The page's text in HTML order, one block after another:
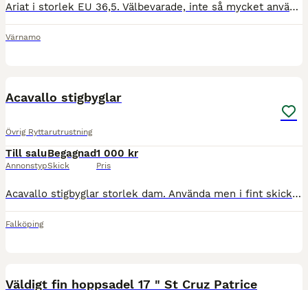
Ariat i storlek EU 36,5. Välbevarade, inte så mycket använda.
Värnamo
Acavallo stigbyglar
Övrig Ryttarutrustning
Till salu
Annonstyp
Begagnad
Skick
1 000 kr
Pris
Acavallo stigbyglar storlek dam. Använda men i fint skick. Hämtas eller skickas (köparen står för frakt).
Falköping
Väldigt fin hoppsadel 17 " St Cruz Patrice